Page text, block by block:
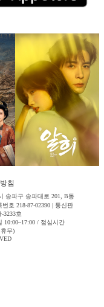
침
송파구 송파대로 201, B동
호 218-87-02390 | 통신판
3233호
10:00~17:00 / 점심시간
무)